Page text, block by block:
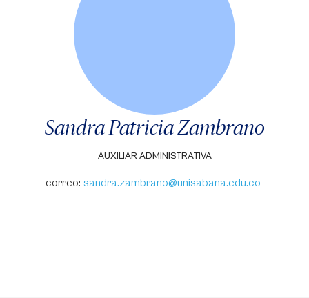
Sandra Patricia Zambrano
AUXILIAR ADMINISTRATIVA
correo: sandra.zambrano@unisabana.edu.co